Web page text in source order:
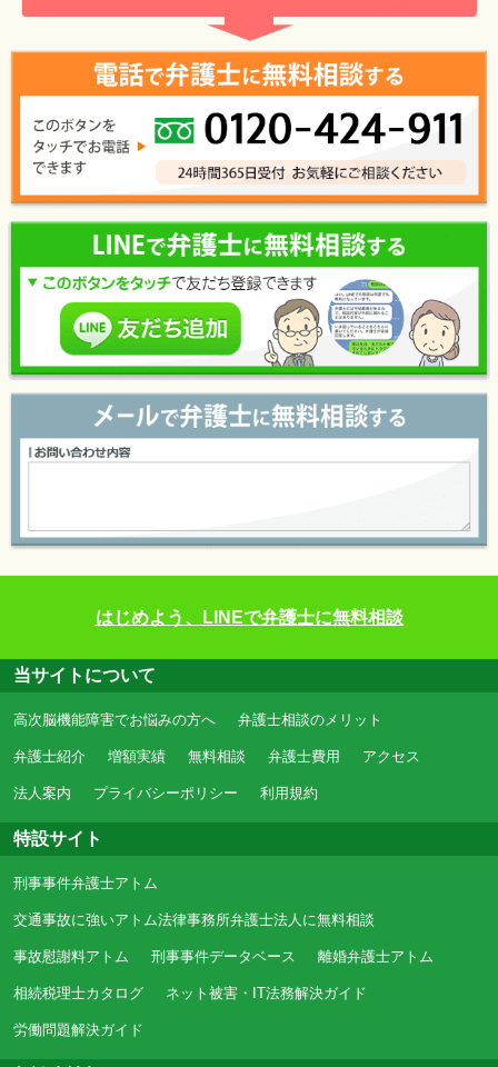
はじめよう、LINEで弁護士に無料相談
当サイトについて
高次脳機能障害でお悩みの方へ 弁護士相談のメリット
弁護士紹介 増額実績 無料相談 弁護士費用 アクセス
法人案内 プライバシーポリシー 利用規約
特設サイト
刑事事件弁護士アトム
交通事故に強いアトム法律事務所弁護士法人に無料相談
事故慰謝料アトム 刑事事件データベース 離婚弁護士アトム
相続税理士カタログ ネット被害・IT法務解決ガイド
労働問題解決ガイド